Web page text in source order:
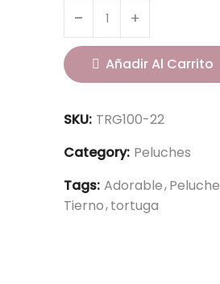
Añadir Al Carrito
SKU: TRG100-22
Category: Peluches
Tags: Adorable Peluche
Tierno tortuga